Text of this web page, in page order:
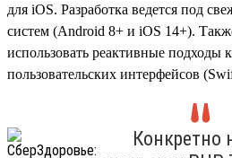
для iOS. Разработка ведется под
систем (Android 8+ и iOS 14+).
использовать реактивные подходы
пользовательских интерфейсов
Конкретно